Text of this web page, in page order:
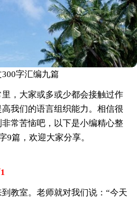
字汇编九篇
，大家或多或少都会接触过作
我们的语言组织能力。相信很
常苦恼吧，以下是小编精心整
9篇，欢迎大家分享。
教室。老师就对我们说：“今天